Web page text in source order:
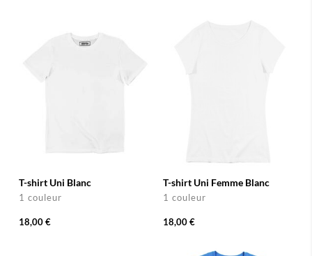
T-shirt Uni Blanc
1 couleur
18,00 €
T-shirt Uni Femme Blanc
1 couleur
18,00 €